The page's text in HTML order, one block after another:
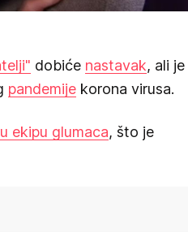
dobiće nastavak, ali je
pandemije korona virusa.
ekipu glumaca, što je